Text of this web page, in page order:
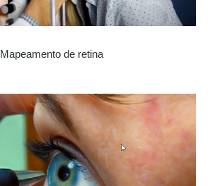
Mapeamento de retina